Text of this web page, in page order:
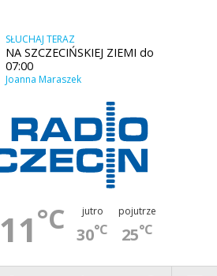
SŁUCHAJ TERAZ
NA SZCZECIŃSKIEJ ZIEMI do
07:00
Joanna Maraszek
11°C jutro
30°C
pojutrze
25°C